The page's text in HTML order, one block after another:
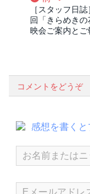
［スタッフ日
回「きらめきの
映会ご案内とご
コメントをどうぞ